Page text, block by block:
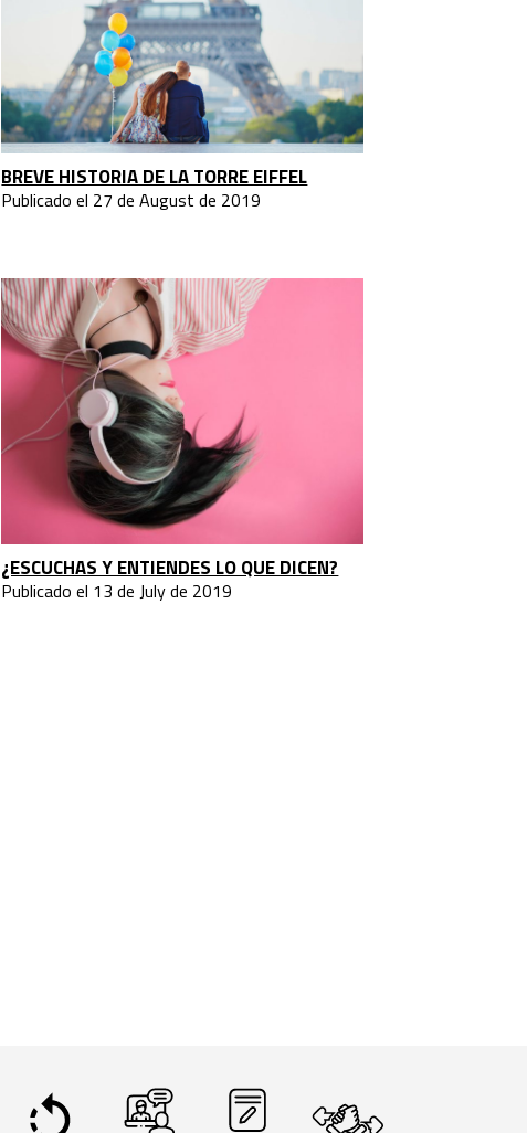
BREVE HISTORIA DE LA TORRE EIFFEL
Publicado el 27 de August de 2019
¿ESCUCHAS Y ENTIENDES LO QUE DICEN?
Publicado el 13 de July de 2019